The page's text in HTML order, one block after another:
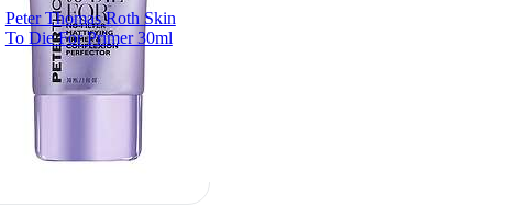
Peter Thomas Roth Skin
To Die For Primer 30ml